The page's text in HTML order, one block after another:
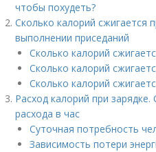
чтобы похудеть?
Сколько калорий сжигается
выполнении приседаний
Сколько калорий
Сколько калорий
Сколько калорий
Расход калорий при
расхода в час
Суточная потребность
Зависимость потери